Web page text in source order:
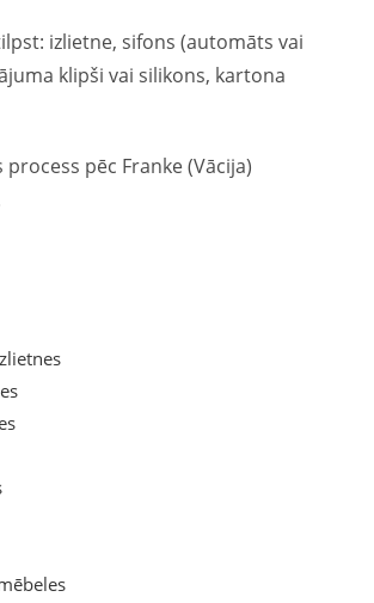
izlietne, sifons (automāts vai
klipši vai silikons, kartona
process pēc Franke (Vācija)